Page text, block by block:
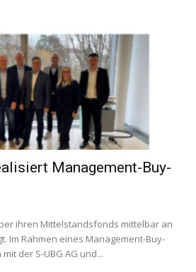
Management-Buy-
ihren Mittelstandsfonds mittelbar an
Im Rahmen eines Management-Buy-
der S-UBG AG und...